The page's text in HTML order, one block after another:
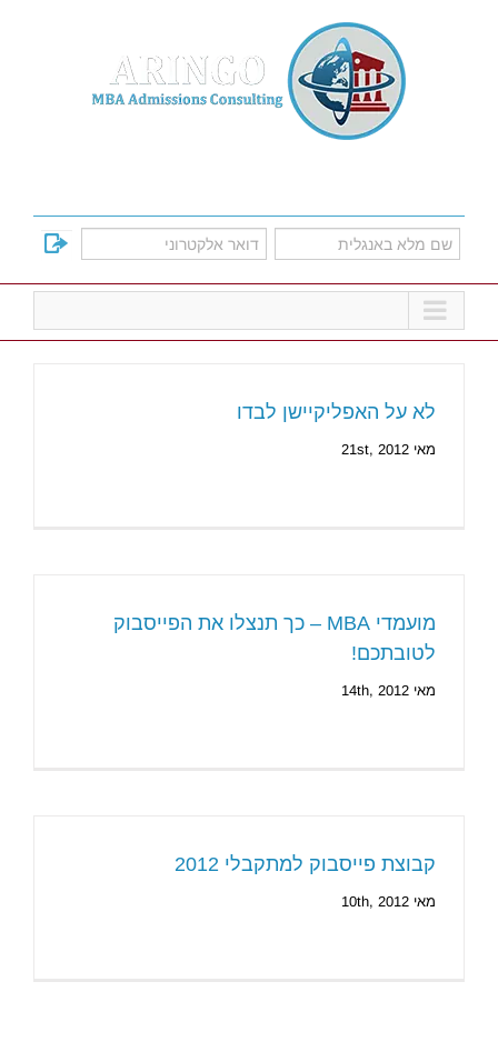
לא על האפליקיישן לבדו
מאי 21st, 2012
מועמדי MBA – כך תנצלו את הפייסבוק
לטובתכם!
מאי 14th, 2012
קבוצת פייסבוק למתקבלי 2012
מאי 10th, 2012